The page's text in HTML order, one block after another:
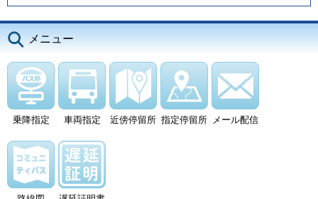
メニュー
乗降指定 車両指定 近傍停留所 指定停留所 メール配信